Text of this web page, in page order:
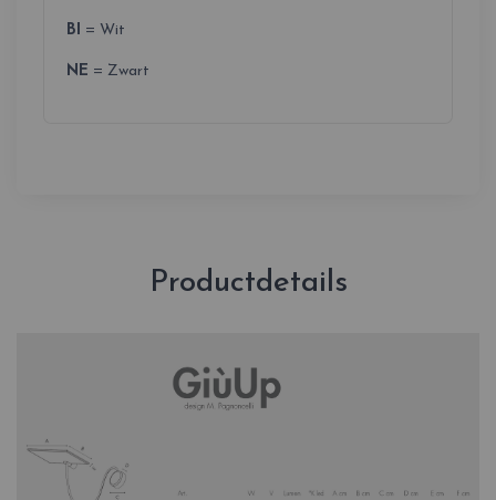
BI = Wit
NE = Zwart
Productdetails